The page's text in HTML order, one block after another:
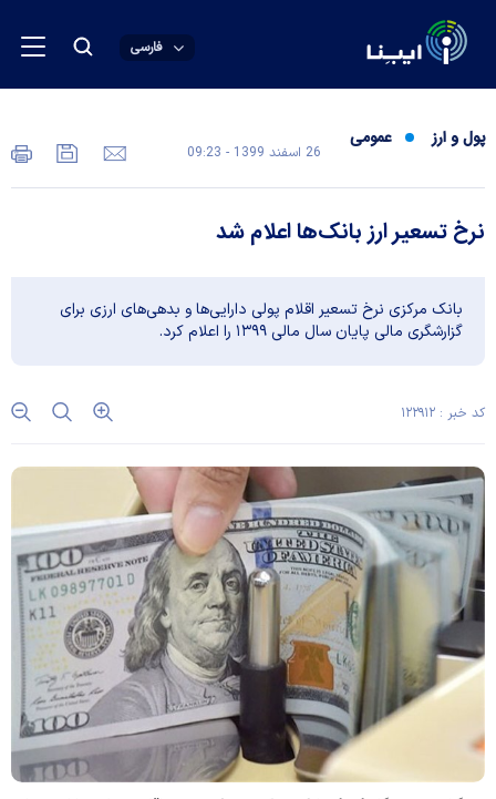
فارسی
پول و ارز عمومی
26 اسفند 1399 - 09:23
نرخ تسعیر ارز بانک‌ها اعلام شد
بانک مرکزی نرخ تسعیر اقلام پولی دارایی‌ها و بدهی‌های ارزی برای
گزارشگری مالی پایان سال مالی ۱۳۹۹ را اعلام کرد.
کد خبر : ۱۲۲۹۱۲